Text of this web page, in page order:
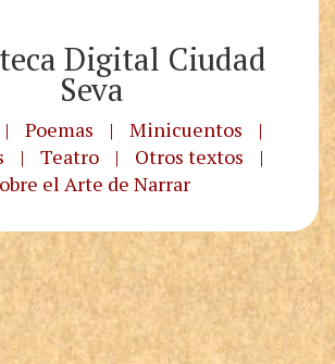
Digital Ciudad
Seva
| Poemas | Minicuentos
|
| Teatro | Otros textos
|
el Arte de Narrar